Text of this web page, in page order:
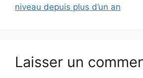
niveau depuis plus d’un an
Laisser un